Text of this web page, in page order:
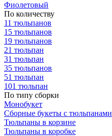
Фиолетовый
По количеству
11 тюльпанов
15 тюльпанов
19 тюльпанов
21 тюльпан
31 тюльпан
35 тюльпанов
51 тюльпан
101 тюльпан
По типу сборки
Монобукет
Сборные букеты с тюльпанами
Тюльпаны в корзине
Тюльпаны в коробке